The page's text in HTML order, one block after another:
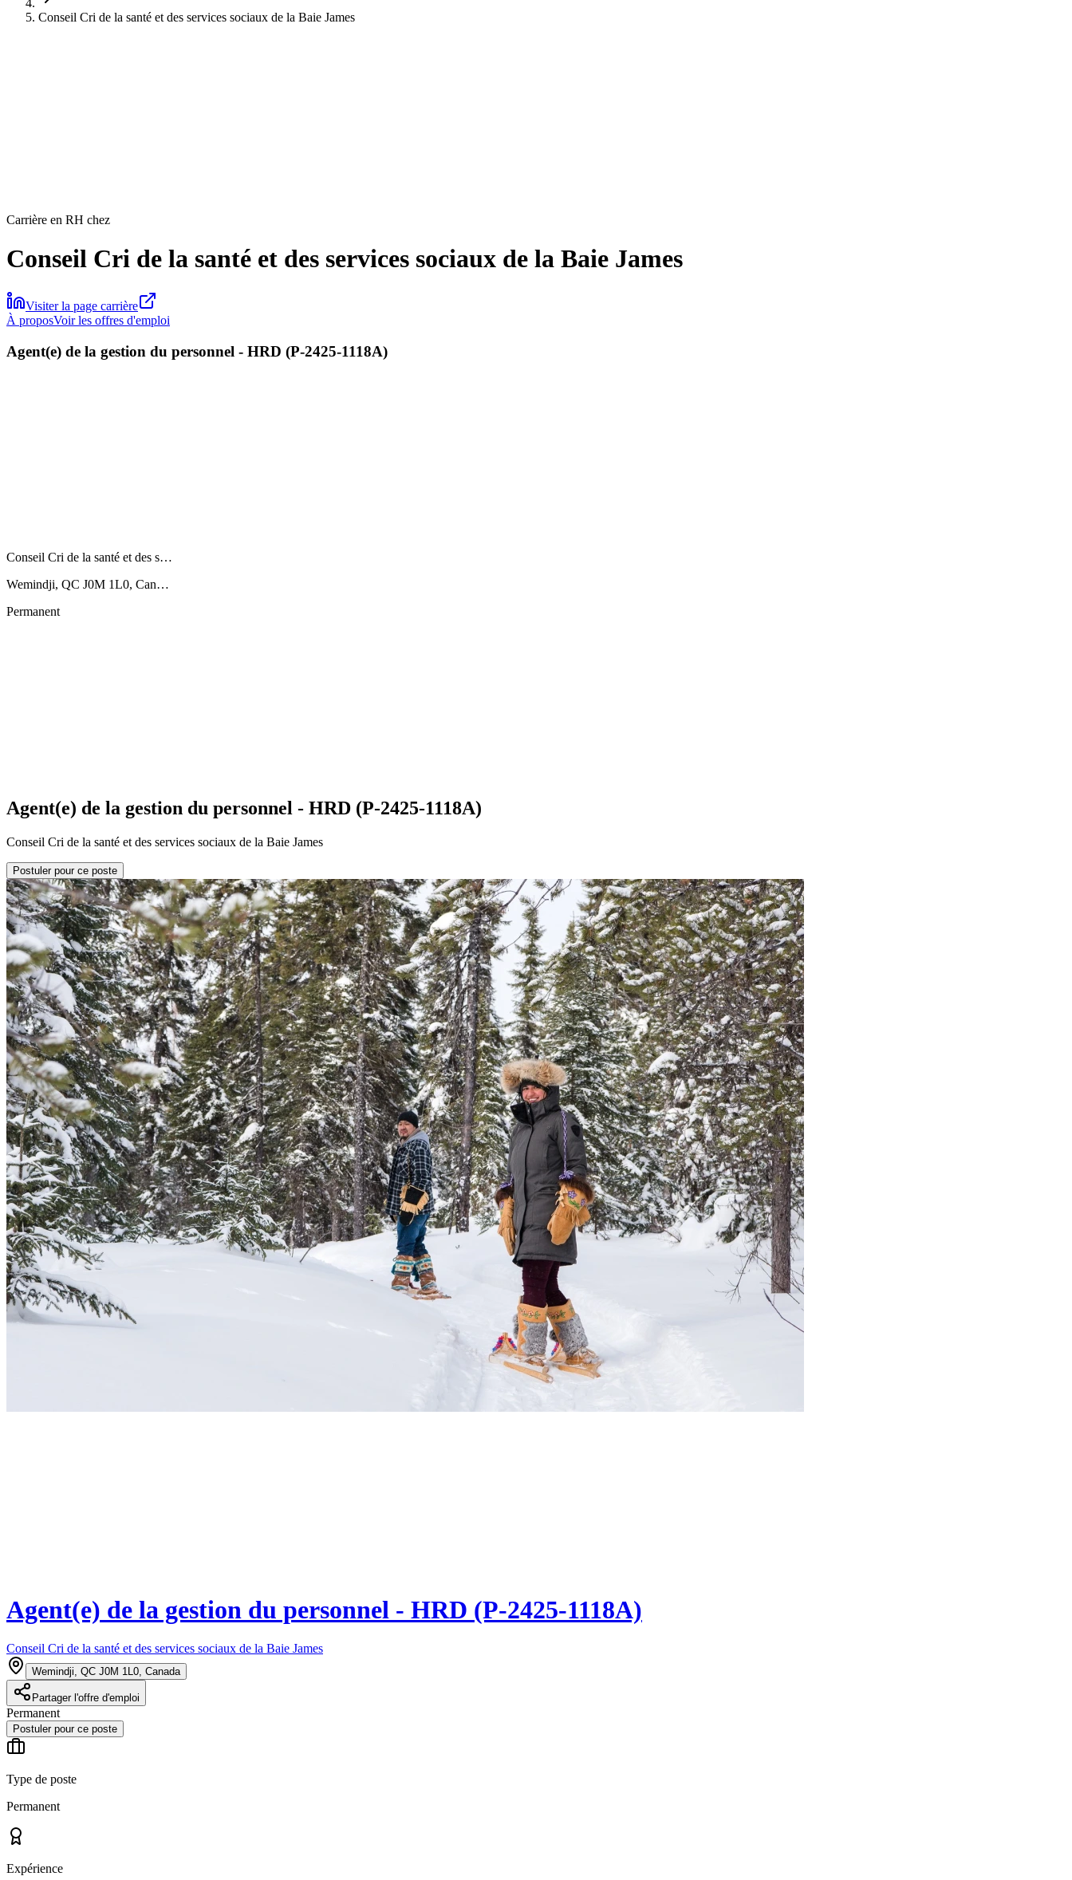
Conseil Cri de la santé et des services sociaux de la Baie James
Carrière en RH chez
Conseil Cri de la santé et des services sociaux de la Baie James
Visiter la page carrière
À proposVoir les offres d'emploi
Agent(e) de la gestion du personnel - HRD (P-2425-1118A)
Conseil Cri de la santé et des s…
Wemindji, QC J0M 1L0, Can…
Permanent
Agent(e) de la gestion du personnel - HRD (P-2425-1118A)
Conseil Cri de la santé et des services sociaux de la Baie James
Postuler pour ce poste
Agent(e) de la gestion du personnel - HRD (P-2425-1118A)
Conseil Cri de la santé et des services sociaux de la Baie James
Wemindji, QC J0M 1L0, Canada
Partager l'offre d'emploi
Permanent
Postuler pour ce poste
Type de poste
Permanent
Expérience